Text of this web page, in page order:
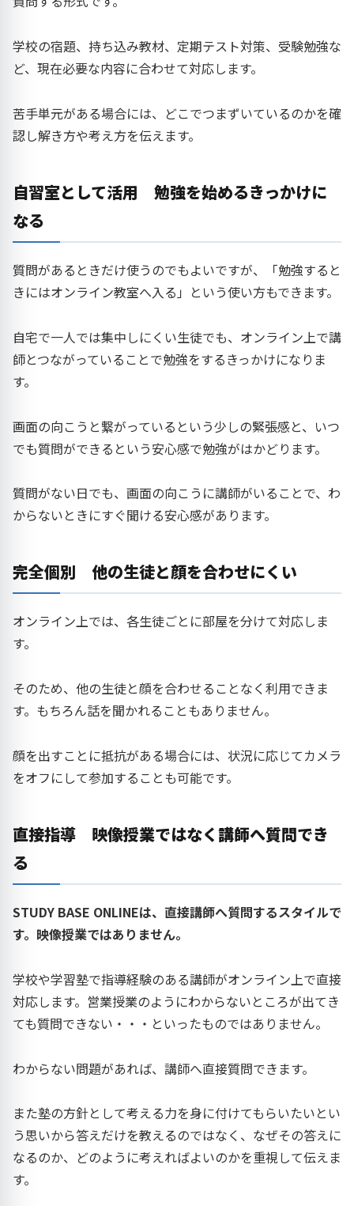
学校の宿題、持ち込み教材、定期テスト対策、受験勉強な
ど、現在必要な内容に合わせて対応します。
苦手単元がある場合には、どこでつまずいているのかを確
認し解き方や考え方を伝えます。
自習室として活用 勉強を始めるきっかけに
なる
質問があるときだけ使うのでもよいですが、「勉強すると
きにはオンライン教室へ入る」という使い方もできます。
自宅で一人では集中しにくい生徒でも、オンライン上で講
師とつながっていることで勉強をするきっかけになりま
す。
画面の向こうと繋がっているという少しの緊張感と、いつ
でも質問ができるという安心感で勉強がはかどります。
質問がない日でも、画面の向こうに講師がいることで、わ
からないときにすぐ聞ける安心感があります。
完全個別 他の生徒と顔を合わせにくい
オンライン上では、各生徒ごとに部屋を分けて対応しま
す。
そのため、他の生徒と顔を合わせることなく利用できま
す。もちろん話を聞かれることもありません。
顔を出すことに抵抗がある場合には、状況に応じてカメラ
をオフにして参加することも可能です。
直接指導 映像授業ではなく講師へ質問でき
る
STUDY BASE ONLINEは、直接講師へ質問するスタイルで
す。映像授業ではありません。
学校や学習塾で指導経験のある講師がオンライン上で直接
対応します。営業授業のようにわからないところが出てき
ても質問できない・・・といったものではありません。
わからない問題があれば、講師へ直接質問できます。
また塾の方針として考える力を身に付けてもらいたいとい
う思いから答えだけを教えるのではなく、なぜその答えに
なるのか、どのように考えればよいのかを重視して伝えま
す。